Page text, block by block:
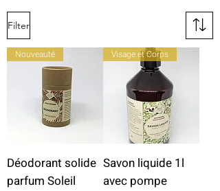
Filter
Nouveauté
Déodorant solide
parfum Soleil
Visage et Corps
Savon liquide 1l
avec pompe